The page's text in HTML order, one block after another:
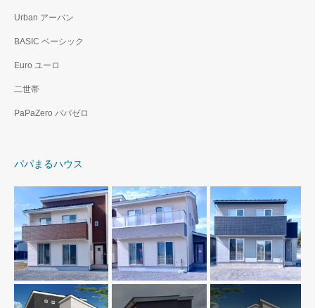
Urban アーバン
BASIC ベーシック
Euro ユーロ
二世帯
PaPaZero パパゼロ
パパまるハウス